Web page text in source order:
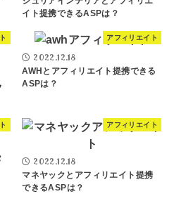
イト提携できるASPは？
アフィリエイト
2022.12.18
AWHとアフィリエイト提携できる
ASPは？
アフィリエイト
2022.12.18
マネヤックとアフィリエイト提携
できるASPは？